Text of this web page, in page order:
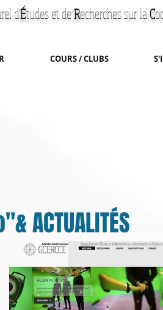
d'Études et deRecherchessur laC
COURS / CLUBS
ACTUALITÉS